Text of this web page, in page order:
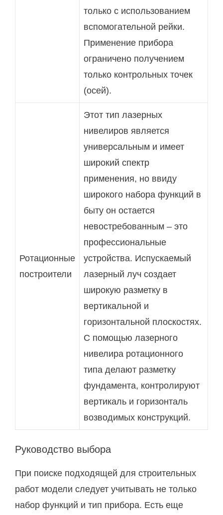
только с использованием
вспомогательной рейки.
Применение прибора
ограничено получением
только контрольных точек
(осей).
Ротационные
построители
Этот тип лазерных
нивелиров является
универсальным и имеет
широкий спектр
применения, но ввиду
широкого набора функций в
быту он остается
невостребованным – это
профессиональные
устройства. Испускаемый
лазерный луч создает
широкую разметку в
вертикальной и
горизонтальной плоскостях.
С помощью лазерного
нивелира ротационного
типа делают разметку
фундамента, контролируют
вертикаль и горизонталь
возводимых конструкций.
Руководство выбора
При поиске подходящей для строительных
работ модели следует учитывать не только
набор функций и тип прибора. Есть еще